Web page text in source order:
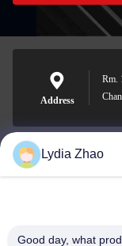
Address
Rm.
Lydia Zhao
Good day, what